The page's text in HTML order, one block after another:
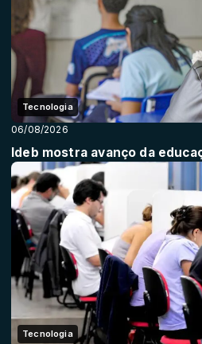
Tecnologia
06/08/2026
Ideb mostra avanço da
Tecnologia